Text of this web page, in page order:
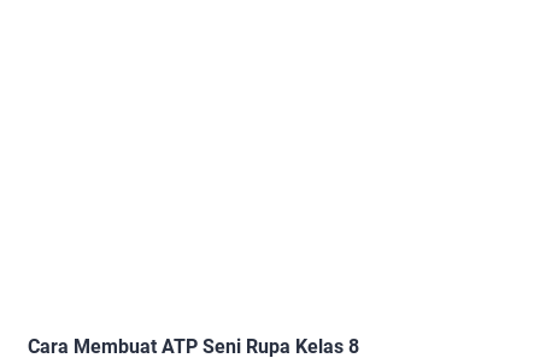
Cara Membuat ATP Seni Rupa Kelas 8